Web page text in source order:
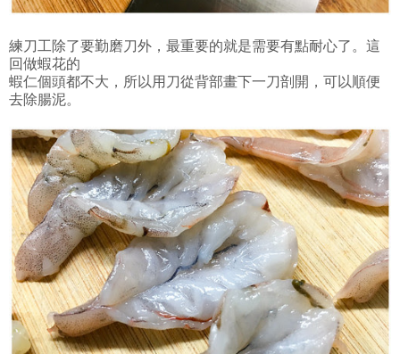
練刀工除了要勤磨刀外，最重要的就是需要有點耐心了。這
回做蝦花的
蝦仁個頭都不大，所以用刀從背部畫下一刀剖開，可以順便
去除腸泥。